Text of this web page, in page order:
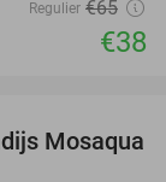
Regulier €65
€38
25%
Mosaqua